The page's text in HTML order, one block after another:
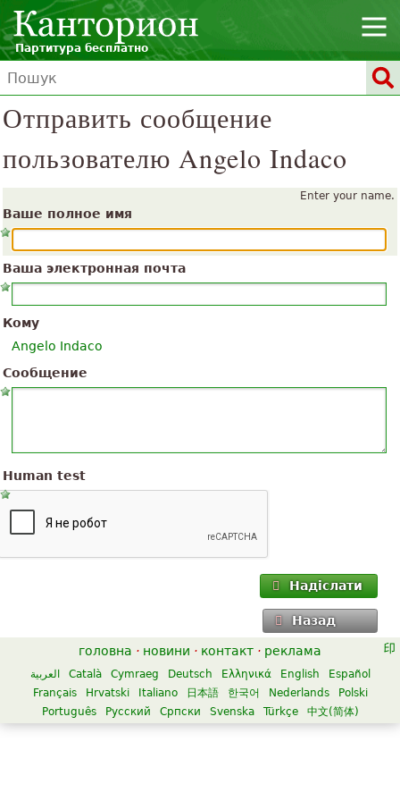
Партитура бесплатно
Отправить сообщение
пользователю Angelo Indaco
Enter your name.
Ваше полное имя
Ваша электронная почта
Кому
Angelo Indaco
Сообщение
Human test
Надіслати
Назад
головна · новини · контакт · реклама
العربية Català Cymraeg Deutsch Ελληνικά English
Español
Français
Hrvatski Italiano 日本語 한국어 Nederlands
Polski
Português
Русский Српски Svenska Türkçe 中文(简体)